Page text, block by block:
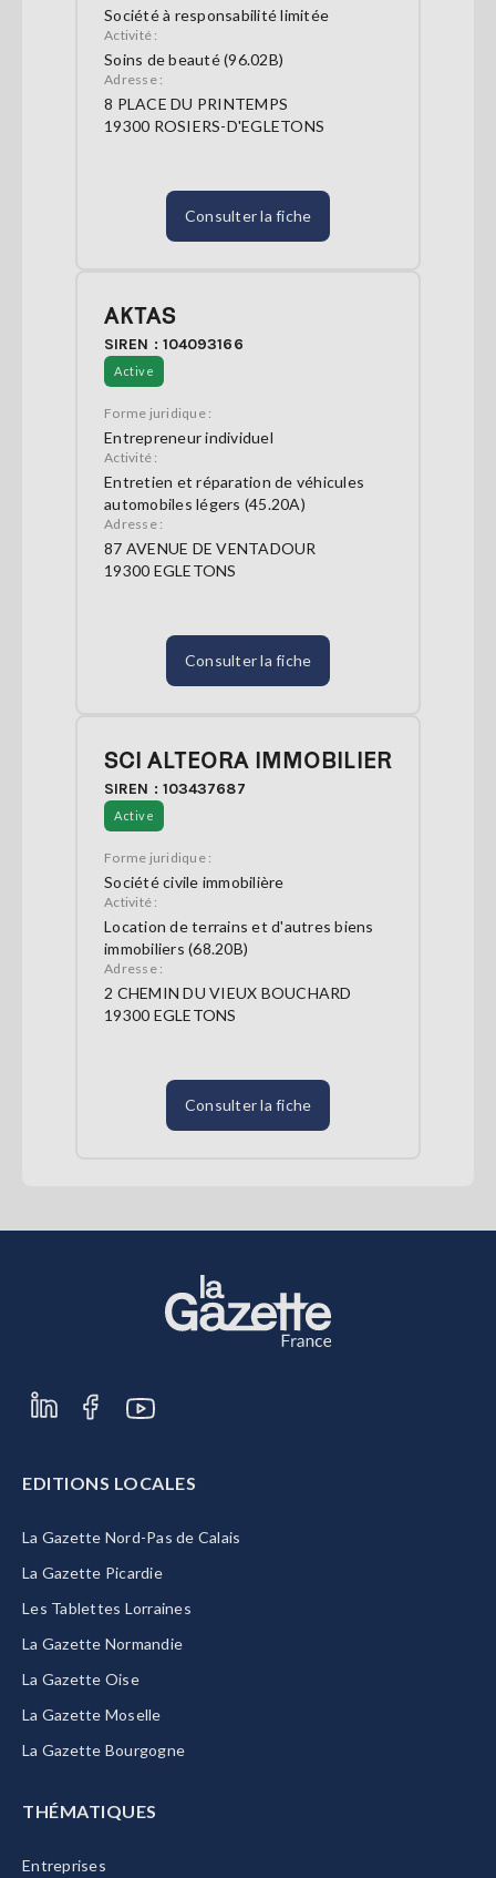
Société à responsabilité limitée
Activité :
Soins de beauté (96.02B)
Adresse :
8 PLACE DU PRINTEMPS
19300 ROSIERS-D'EGLETONS
Consulter la fiche
AKTAS
SIREN : 104093166
Active
Forme juridique :
Entrepreneur individuel
Activité :
Entretien et réparation de véhicules
automobiles légers (45.20A)
Adresse :
87 AVENUE DE VENTADOUR
19300 EGLETONS
Consulter la fiche
SCI ALTEORA IMMOBILIER
SIREN : 103437687
Active
Forme juridique :
Société civile immobilière
Activité :
Location de terrains et d'autres biens
immobiliers (68.20B)
Adresse :
2 CHEMIN DU VIEUX BOUCHARD
19300 EGLETONS
Consulter la fiche
EDITIONS LOCALES
La Gazette Nord-Pas de Calais
La Gazette Picardie
Les Tablettes Lorraines
La Gazette Normandie
La Gazette Oise
La Gazette Moselle
La Gazette Bourgogne
THÉMATIQUES
Entreprises